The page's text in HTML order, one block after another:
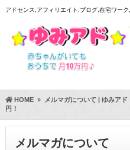
アドセンス,アフィリエイト,ブログ,在宅ワー
HOME»
メルマガについて | ゆみア
円！
メルマガについて